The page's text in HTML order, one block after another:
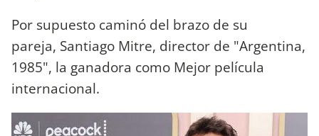
Por supuesto caminó del brazo de su
pareja, Santiago Mitre, director de "Argentina,
1985", la ganadora como Mejor película
internacional.